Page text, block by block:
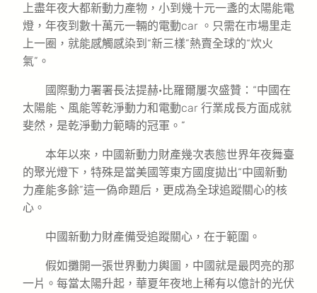
上盡年夜大都新動力產物，小到幾十元一盞的太陽能電
燈，年夜到數十萬元一輛的電動car 。只需在市場里走
上一圈，就能感觸感染到“新三樣”熱賣全球的“炊火
氣”。
國際動力署署長法提赫·比羅爾屢次盛贊：“中國在
太陽能、風能等乾淨動力和電動car 行業成長方面成就
斐然，是乾淨動力範疇的冠軍。”
本年以來，中國新動力財產幾次表態世界年夜舞臺
的聚光燈下，特殊是當美國等東方國度拋出“中國新動
力產能多餘”這一偽命題后，更成為全球追蹤關心的核
心。
中國新動力財產備受追蹤關心，在于範圍。
假如攤開一張世界動力輿圖，中國就是最閃亮的那
一片。每當太陽升起，華夏年夜地上稀有以億計的光伏